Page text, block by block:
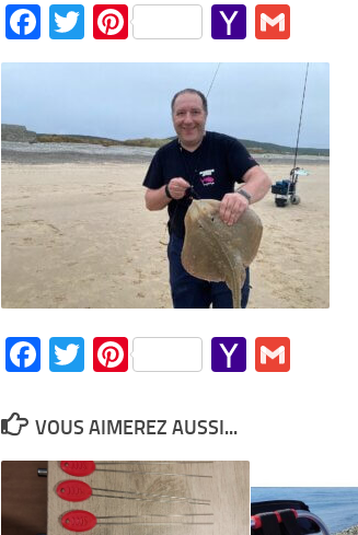
Facebook
TwitterPinterestYahoo
Mail
Facebook
TwitterPinterestYahoo
VOUS AIMEREZ AUSSI...